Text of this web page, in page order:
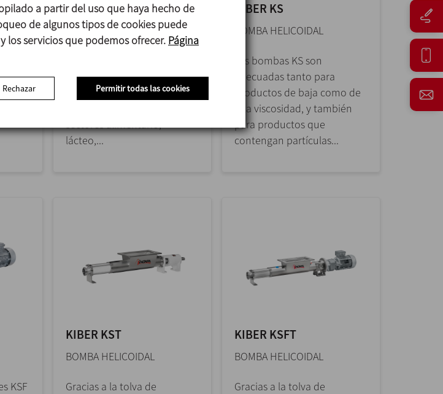
su
DCS
BOMBA DE DOBLE TORNILLO
bomba de doble tornillo con
un diseño sanitario
sectores alimentario,
lácteo,...
KIBER KS
BOMBA HELICOIDAL
Las bombas KS son
adecuadas tanto para
productos de baja como de
alta viscosidad, y también
para productos que
contengan partículas...
KSF
KIBER KST
BOMBA HELICOIDAL
Gracias a la tolva de
KIBER KSFT
BOMBA HELICOIDAL
Gracias a la tolva de
a partir del uso que haya hecho de
de algunos tipos de cookies puede
los servicios que podemos ofrecer. Página
Rechazar Permitir todas las cookies